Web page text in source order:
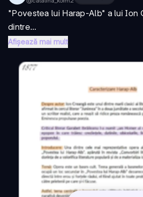
"Povestea lui Harap-Alb" a lui Ion
dintre...
Afișează mai mult